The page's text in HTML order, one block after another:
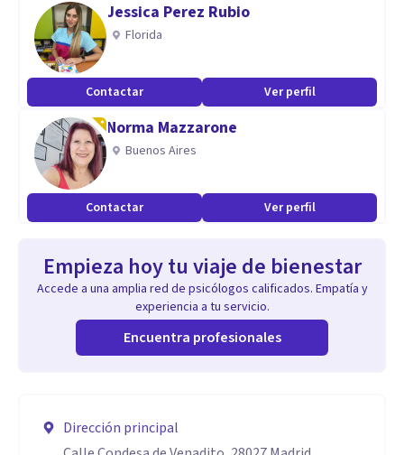
Jessica Perez Rubio
Florida
Contactar Ver perfil
Norma Mazzarone
Buenos Aires
Contactar Ver perfil
Empieza hoy tu viaje de bienestar
Accede a una amplia red de psicólogos calificados. Empatía y
experiencia a tu servicio.
Encuentra profesionales
Dirección principal